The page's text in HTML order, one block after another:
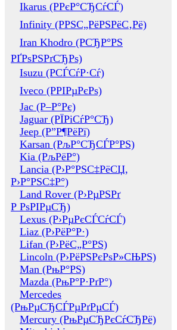
Ikarus (РРєР°СЂСѓСЃ)
Infinity (РРЅС„РёРЅРёС‚Рё)
Iran Khodro (РСЂР°РЅ
РҐРѕРЅРґСЂРѕ)
Isuzu (РСЃСѓР·Сѓ)
Iveco (РРІРµРєРѕ)
Jac (Р–Р°Рє)
Jaguar (РЇРіСѓР°СЂ)
Jeep (Р”Р¶РёРї)
Karsan (РљР°СЂСЃР°РЅ)
Kia (РљРёР°)
Lancia (Р›Р°РЅС‡РёСЏ,
Р›Р°РЅС‡Р°)
Land Rover (Р›РµРЅРґ
Р РѕРІРµСЂ)
Lexus (Р›РµРєСЃСѓСЃ)
Liaz (Р›РёР°Р·)
Lifan (Р›РёС„Р°РЅ)
Lincoln (Р›РёРЅРєРѕР»СЊРЅ)
Man (РњР°РЅ)
Mazda (РњР°Р·РґР°)
Mercedes
(РњРµСЂСЃРµРґРµСЃ)
Mercury (РњРµСЂРєСѓСЂРё)